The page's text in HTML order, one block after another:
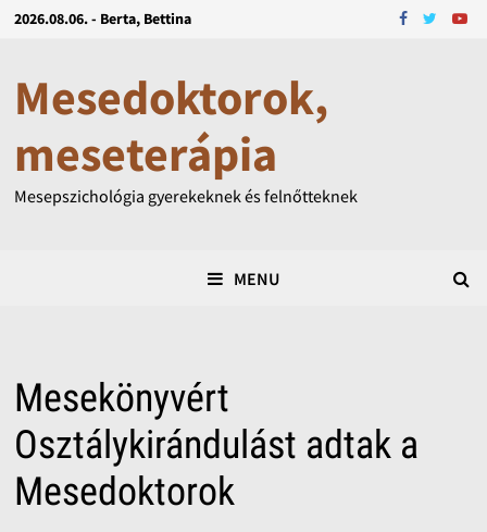
2026.08.06. - Berta, Bettina
Mesedoktorok,
meseterápia
Mesepszichológia gyerekeknek és felnőtteknek
MENU
Mesekönyvért
Osztálykirándulást adtak a
Mesedoktorok